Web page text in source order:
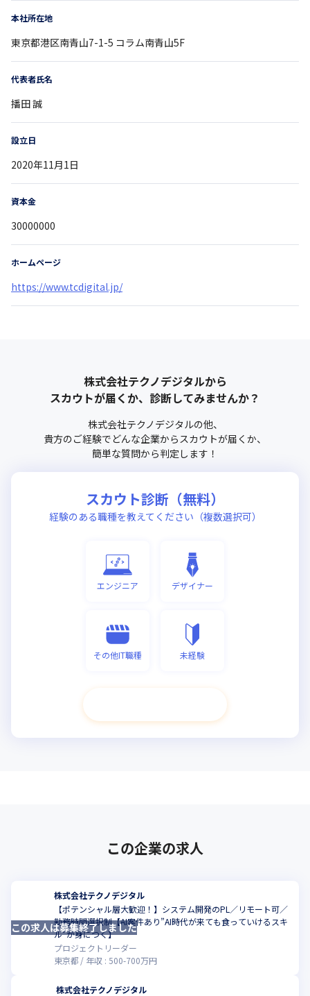
本社所在地
東京都港区南青山7-1-5 コラム南青山5F
代表者氏名
播田 誠
設立日
2020年11月1日
資本金
30000000
ホームページ
https://www.tcdigital.jp/
株式会社テクノデジタルから
スカウトが届くか、診断してみませんか？
株式会社テクノデジタルの他、
貴方のご経験でどんな企業からスカウトが届くか、
簡単な質問から判定します！
スカウト診断（無料）
経験のある職種を教えてください（複数選択可）
エンジニア デザイナー
その他IT職種 未経験
この企業の求人
株式会社テクノデジタル
【ポテンシャル層大歓迎！】システム開発のPL／リモート可／
勤務時間選択制【AI案件あり”AI時代が来ても食っていけるスキ
ル”が身につく】
プロジェクトリーダー
東京都
年収 : 500-700万円
この求人は募集終了しました
株式会社テクノデジタル